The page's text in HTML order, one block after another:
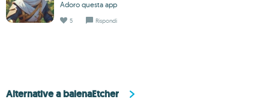
Adoro questa app
5 Rispondi
Alternative a balenaEtcher